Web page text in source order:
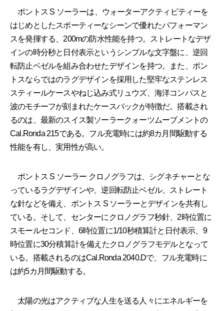
ポントス S ソーラーは、ウォーターアクティビティーを
はじめとしたスポーティーなシーンで優れたパフォーマン
スを発揮する、200mの防水性能を持つ。ストレートなデザ
インの時分秒と日付表示というシンプルな文字盤に、逆回
転防止ベゼルを組み合わせたデザインを持つ。また、ポン
トスならではのラグデザインを採用した堅牢なステンレス
スティールケースやねじ込み式リュウズ、海洋コンパスと
波のモチーフが刻まれたケースバックが特徴だ。搭載され
るのは、最新のスイス製ソーラークォーツムーブメントの
Cal.Ronda 215である。フル充電時には約8カ月間駆動する
性能を有し、実用性が高い。
ポントス S ソーラー クロノグラフは、シグネチャーとな
っているラグデザインや、逆回転防止ベゼル、ストレート
な針などを備え、ポントス S ソーラーとデザインを共有し
ている。そして、センターにクロノグラフ秒針、2時位置に
スモールセコンド、6時位置に1/10秒積算計と日付表示、9
時位置に30分積算計を備えたクロノグラフモデルとなって
いる。搭載されるのはCal.Ronda 2040.Dで、フル充電時に
は約5カ月間駆動する。
太陽の光はアクティブな人生を送る人々にエネルギーを